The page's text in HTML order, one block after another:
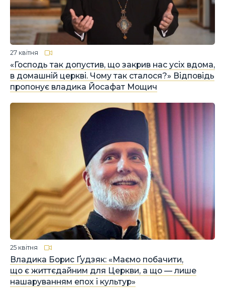
«Господь так допустив, що закрив нас усіх вдома,
в домашній церкві. Чому так сталося?» Відповідь
пропонує владика Йосафат Мощич
27 квітня
Владика Борис Ґудзяк: «Маємо побачити,
що є життєдайним для Церкви, а що — лише
нашаруванням епох і культур»
25 квітня